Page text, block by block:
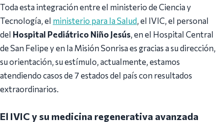
Toda esta integración entre el ministerio de Ciencia y
Tecnología, el ministerio para la Salud, el IVIC, el personal
del Hospital Pediátrico Niño Jesús, en el Hospital Central
de San Felipe y en la Misión Sonrisa es gracias a su dirección,
su orientación, su estímulo, actualmente, estamos
atendiendo casos de 7 estados del país con resultados
extraordinarios.
El IVIC y su medicina regenerativa avanzada